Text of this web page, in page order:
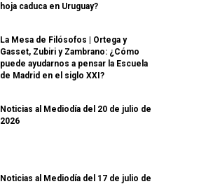
hoja caduca en Uruguay?
La Mesa de Filósofos | Ortega y
Gasset, Zubiri y Zambrano: ¿Cómo
puede ayudarnos a pensar la Escuela
de Madrid en el siglo XXI?
Noticias al Mediodía del 20 de julio de
2026
Noticias al Mediodía del 17 de julio de